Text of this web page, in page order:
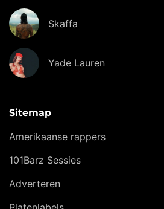
Skaffa
Yade Lauren
Sitemap
Amerikaanse rappers
101Barz Sessies
Adverteren